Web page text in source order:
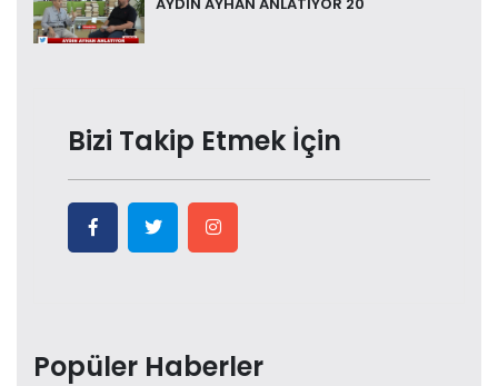
Bizi Takip Etmek İçin
Popüler Haberler